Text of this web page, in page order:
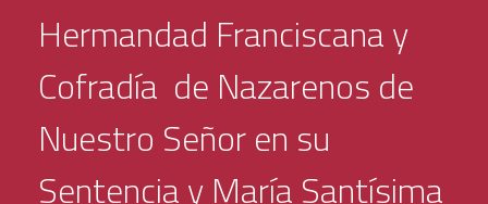
Hermandad Franciscana y
Cofradía de Nazarenos de
Nuestro Señor en su
Sentencia y María Santísima